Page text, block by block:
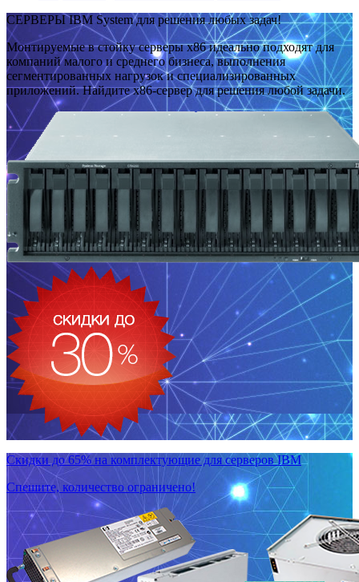
СЕРВЕРЫ IBM System для решения любых задач!
Монтируемые в стойку серверы x86 идеально подходят для
компаний малого и среднего бизнеса, выполнения
сегментированных нагрузок и специализированных
приложений. Найдите x86-сервер для решения любой задачи.
Скидки до 65% на комплектующие для серверов IBM
Спешите, количество ограничено!